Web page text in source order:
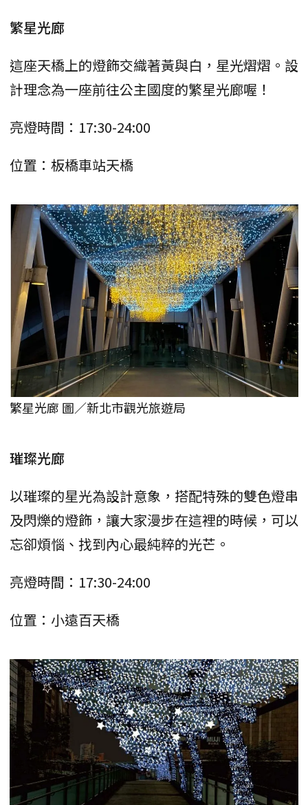
繁星光廊
這座天橋上的燈飾交織著黃與白，星光熠熠。設
計理念為一座前往公主國度的繁星光廊喔！
亮燈時間：17:30-24:00
位置：板橋車站天橋
繁星光廊 圖／新北市觀光旅遊局
璀璨光廊
以璀璨的星光為設計意象，搭配特殊的雙色燈串
及閃爍的燈飾，讓大家漫步在這裡的時候，可以
忘卻煩惱、找到內心最純粹的光芒。
亮燈時間：17:30-24:00
位置：小遠百天橋